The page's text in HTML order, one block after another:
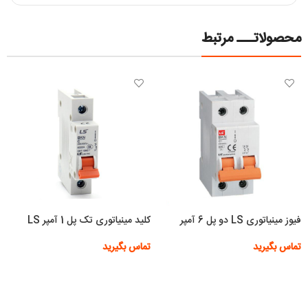
محصولاتـــ مرتبط
فیوز مینیاتوری LS دو پل 6 آمپر
تماس بگیرید
کلید مینیاتوری تک پل 1 آمپر LS
تماس بگیرید